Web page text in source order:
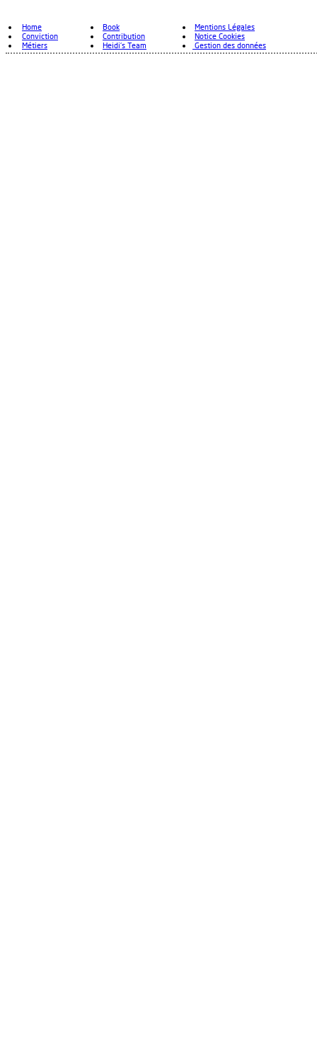
Home
Conviction
Métiers
Book
Contribution
Heidi's Team
Mentions Légales
Notice Cookies
Gestion des données